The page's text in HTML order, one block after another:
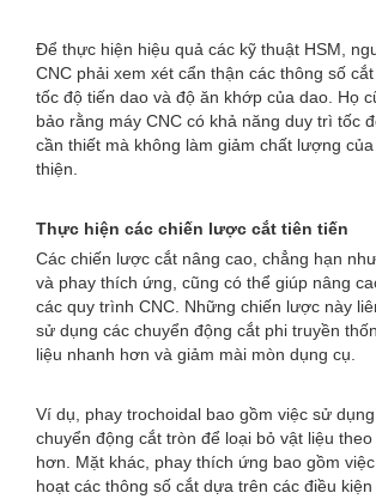
Để thực hiện hiệu quả các kỹ thuật HSM,
CNC phải xem xét cẩn thận các thông số
tốc độ tiến dao và độ ăn khớp của dao. Họ
bảo rằng máy CNC có khả năng duy trì tốc
cần thiết mà không làm giảm chất lượng
thiện.
Thực hiện các chiến lược cắt tiên tiến
Các chiến lược cắt nâng cao, chẳng hạn
và phay thích ứng, cũng có thể giúp nâng
các quy trình CNC. Những chiến lược này
sử dụng các chuyển động cắt phi truyền
liệu nhanh hơn và giảm mài mòn dụng cụ.
Ví dụ, phay trochoidal bao gồm việc sử
chuyển động cắt tròn để loại bỏ vật liệu
hơn. Mặt khác, phay thích ứng bao gồm
hoạt các thông số cắt dựa trên các điều